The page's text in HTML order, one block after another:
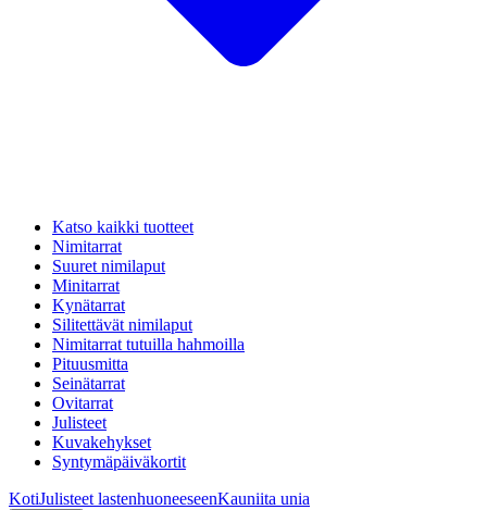
Katso kaikki tuotteet
Nimitarrat
Suuret nimilaput
Minitarrat
Kynätarrat
Silitettävät nimilaput
Nimitarrat tutuilla hahmoilla
Pituusmitta
Seinätarrat
Ovitarrat
Julisteet
Kuvakehykset
Syntymäpäiväkortit
KotiJulisteet lastenhuoneeseenKauniita unia